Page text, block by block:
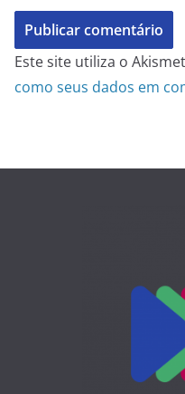
Este site utiliza o
como seus dados em